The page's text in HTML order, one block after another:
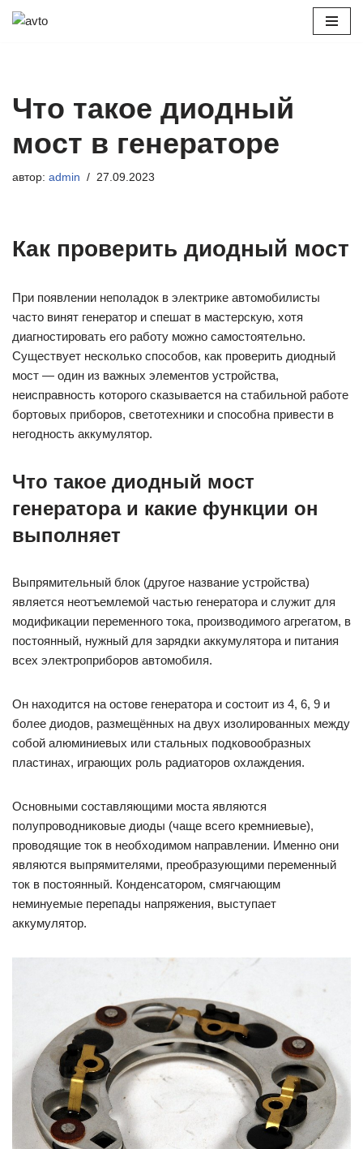
Что такое диодный
мост в генераторе
автор: admin 27.09.2023
Как проверить диодный мост
При появлении неполадок в электрике автомобилисты
часто винят генератор и спешат в мастерскую, хотя
диагностировать его работу можно самостоятельно.
Существует несколько способов, как проверить диодный
мост — один из важных элементов устройства,
неисправность которого сказывается на стабильной работе
бортовых приборов, светотехники и способна привести в
негодность аккумулятор.
Что такое диодный мост
генератора и какие функции он
выполняет
Выпрямительный блок (другое название устройства)
является неотъемлемой частью генератора и служит для
модификации переменного тока, производимого агрегатом, в
постоянный, нужный для зарядки аккумулятора и питания
всех электроприборов автомобиля.
Он находится на остове генератора и состоит из 4, 6, 9 и
более диодов, размещённых на двух изолированных между
собой алюминиевых или стальных подковообразных
пластинах, играющих роль радиаторов охлаждения.
Основными составляющими моста являются
полупроводниковые диоды (чаще всего кремниевые),
проводящие ток в необходимом направлении. Именно они
являются выпрямителями, преобразующими переменный
ток в постоянный. Конденсатором, смягчающим
неминуемые перепады напряжения, выступает
аккумулятор.